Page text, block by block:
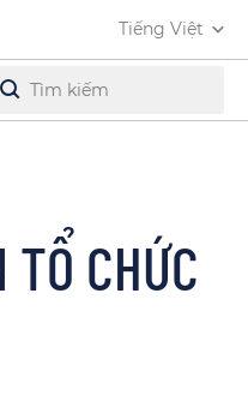
Tiếng Việt
CHỨC